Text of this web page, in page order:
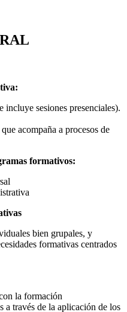
sesiones presenciales).
acompaña a procesos de
formativos:
bien grupales, y
formativas centrados
la formación
a través de la aplicación de los